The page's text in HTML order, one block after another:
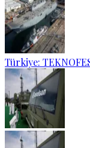
Türkiye: